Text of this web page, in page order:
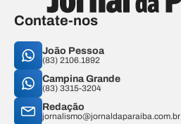
Contate-nos
João Pessoa
(83) 2106.1892
Campina Grande
(83) 3315-3204
Redação
jornalismo@jornaldaparaiba.com.br